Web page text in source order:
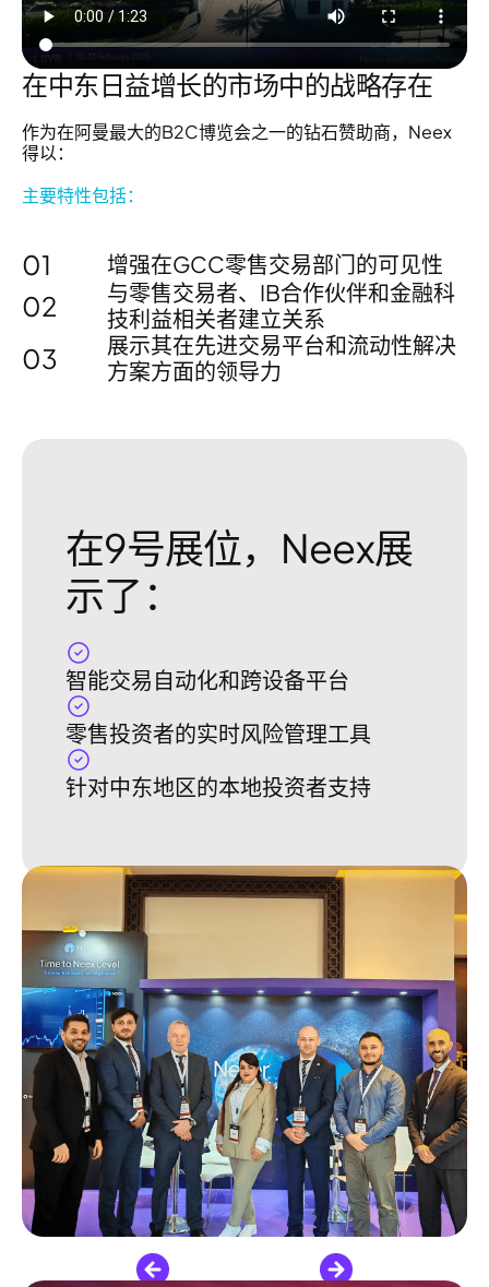
在中东日益增长的市场中的战略存在
作为在阿曼最大的B2C博览会之一的钻石赞助商，Neex
得以：
主要特性包括：
01 增强在GCC零售交易部门的可见性
02 与零售交易者、IB合作伙伴和金融科
技利益相关者建立关系
03 展示其在先进交易平台和流动性解决
方案方面的领导力
在9号展位，Neex展
示了：
智能交易自动化和跨设备平台
零售投资者的实时风险管理工具
针对中东地区的本地投资者支持